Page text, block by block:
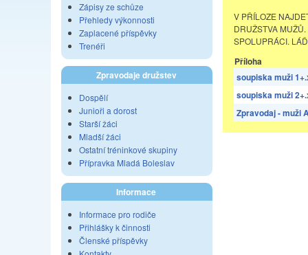
Zápisy ze schůze
Přehledy výkonnosti
Zaplacené příspěvky
Trenéři
Zpravodaje družstev
Dospělí
Junioři a dorost
Starší žáci
Mladší žáci
Ostatní tréninkové skupiny
Přípravka Mladá Boleslav
Informace
Informace pro rodiče
Přihlášky k činnosti
Členské příspěvky
V PŘÍLOZE
DRUŽSTVA
SPOLUPRÁCI.
Příloha
soupiska muži
soupiska muži
Zpravodaj - muži